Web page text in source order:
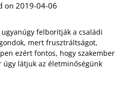
on 2019-04-06
felborítják a családi
mert frusztráltságot,
ezért fontos, hogy szakember
úgy látjuk az életminőségünk